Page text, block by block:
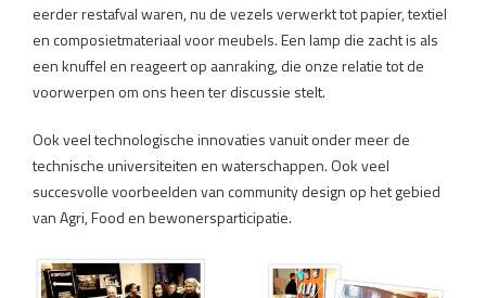
eerder restafval waren, nu de vezels verwerkt tot papier, textiel
en composietmateriaal voor meubels. Een lamp die zacht is als
een knuffel en reageert op aanraking, die onze relatie tot de
voorwerpen om ons heen ter discussie stelt.
Ook veel technologische innovaties vanuit onder meer de
technische universiteiten en waterschappen. Ook veel
succesvolle voorbeelden van community design op het gebied
van Agri, Food en bewonersparticipatie.